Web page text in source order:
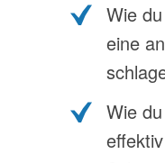
Wie
eine
Wie